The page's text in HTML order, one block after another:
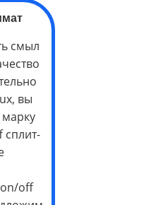
смыл
вы
сплит-
on/off